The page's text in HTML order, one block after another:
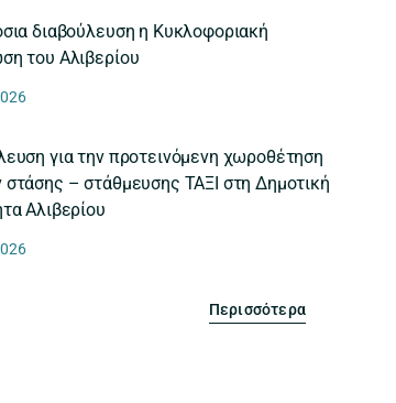
διαβούλευση η Κυκλοφοριακή
του Αλιβερίου
για την προτεινόμενη χωροθέτηση
– στάθμευσης ΤΑΞΙ στη Δημοτική
Αλιβερίου
Περισσότερα